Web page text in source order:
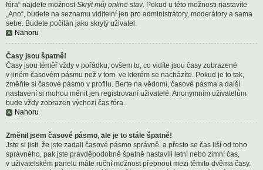
fóra“ najdete možnostSkrýt můj online stav. Pokud u této možnosti nastavíte
„Ano“, budete na seznamu viditelní jen pro administrátory, moderátory a sama
sebe. Budete počítán jako skrytý uživatel.
Nahoru
Časy jsou špatně!
Časy jsou téměř vždy v pořádku, ovšem to, co vidíte jsou časy zobrazené
v jiném časovém pásmu než v tom, ve kterém se nacházíte. Pokud je to tak,
změňte si časové pásmo v profilu. Berte na vědomí, časové pásma a další
nastavení si mohou měnit jen registrovaní uživatelé. Anonymním uživatelům
bude vždy zobrazen výchozí čas fóra.
Nahoru
Změnil jsem časové pásmo, ale je to stále špatně!
Jste si jisti, že jste zadali časové pásmo správně, a přesto se čas liší od toho
správného, pak jste pravděpodobně špatně nastavili letní nebo zimní čas,
v uživatelském panelu máte ruční možnost přepnout mezi těmito dvěma časy.